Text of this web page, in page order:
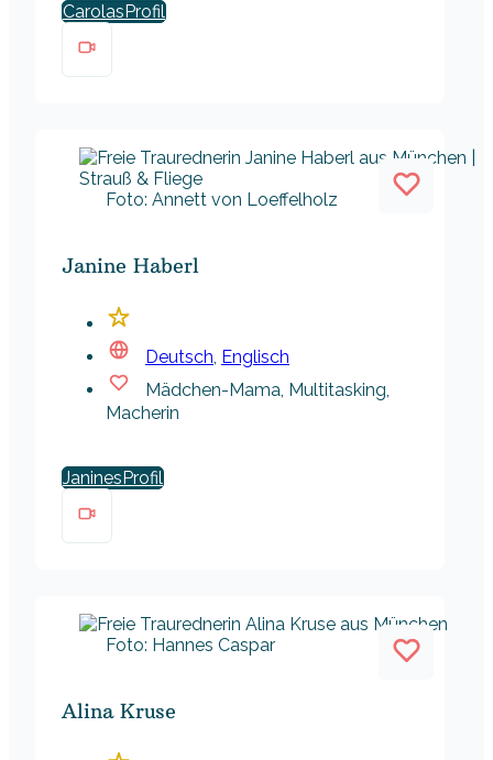
Carolas
Foto: Annett von Loeffelholz
Janine Haberl
Deutsch, Englisch
Mädchen-Mama, Multitasking,
Macherin
Janines
Foto: Hannes Caspar
Alina Kruse